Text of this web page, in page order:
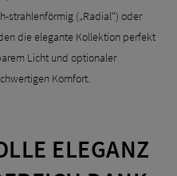
strahlenförmig („Radial“) oder
die elegante Kollektion perfekt
Licht und optionaler
Komfort.
ELEGANZ